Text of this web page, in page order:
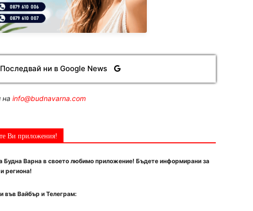
Последвай ни в Google News
на info@budnavarna.com
Ви приложения!
Будна Варна в своето любимо приложение! Бъдете информирани за
региона!
във Вайбър и Телеграм: